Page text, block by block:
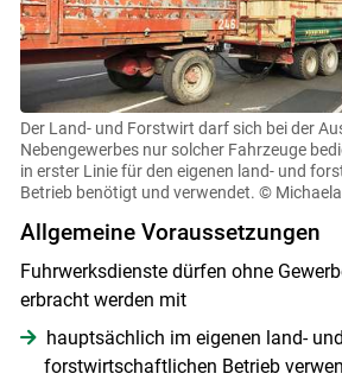
Der Land- und Forstwirt darf sich bei der
Nebengewerbes nur solcher Fahrzeuge
in erster Linie für den eigenen land- und
Betrieb benötigt und verwendet. ©
Allgemeine Voraussetzungen
Fuhrwerksdienste dürfen ohne
erbracht werden mit
hauptsächlich im eigenen land- und
forstwirtschaftlichen Betrieb